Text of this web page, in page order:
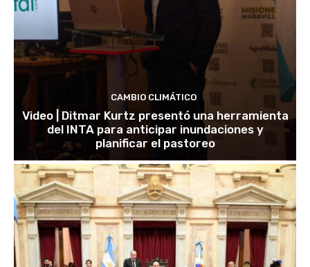
CAMBIO CLIMÁTICO
Video | Ditmar Kurtz presentó una herramienta
del INTA para anticipar inundaciones y
planificar el pastoreo